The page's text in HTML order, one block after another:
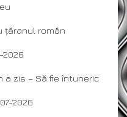
țăranul român
2026
a zis – Să fie întuneric
2026